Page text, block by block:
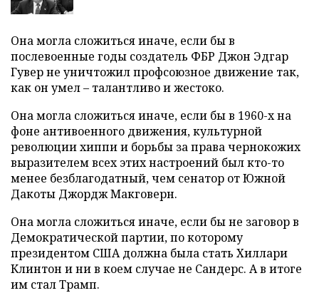
Она могла сложиться иначе, если бы в
послевоенные годы создатель ФБР Джон Эдгар
Гувер не уничтожил профсоюзное движение так,
как он умел – талантливо и жестоко.
Она могла сложиться иначе, если бы в 1960-х на
фоне антивоенного движения, культурной
революции хиппи и борьбы за права чернокожих
выразителем всех этих настроений был кто-то
менее безблагодатный, чем сенатор от Южной
Дакоты Джордж Макговерн.
Она могла сложиться иначе, если бы не заговор в
Демократической партии, по которому
президентом США должна была стать Хиллари
Клинтон и ни в коем случае не Сандерс. А в итоге
им стал Трамп.